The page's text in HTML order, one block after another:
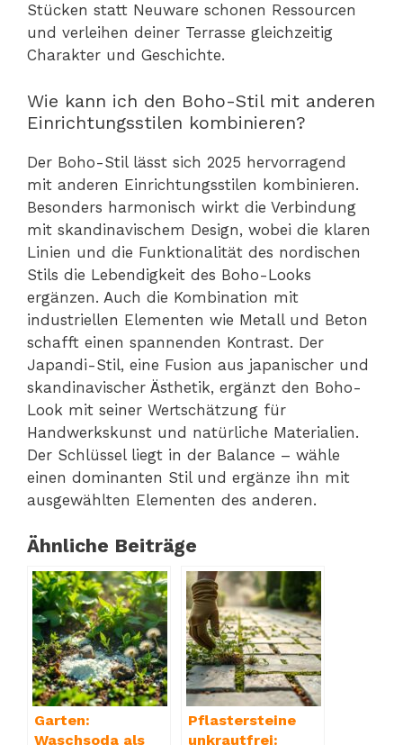
Stücken statt Neuware schonen Ressourcen
und verleihen deiner Terrasse gleichzeitig
Charakter und Geschichte.
Wie kann ich den Boho-Stil mit anderen
Einrichtungsstilen kombinieren?
Der Boho-Stil lässt sich 2025 hervorragend
mit anderen Einrichtungsstilen kombinieren.
Besonders harmonisch wirkt die Verbindung
mit skandinavischem Design, wobei die klaren
Linien und die Funktionalität des nordischen
Stils die Lebendigkeit des Boho-Looks
ergänzen. Auch die Kombination mit
industriellen Elementen wie Metall und Beton
schafft einen spannenden Kontrast. Der
Japandi-Stil, eine Fusion aus japanischer und
skandinavischer Ästhetik, ergänzt den Boho-
Look mit seiner Wertschätzung für
Handwerkskunst und natürliche Materialien.
Der Schlüssel liegt in der Balance – wähle
einen dominanten Stil und ergänze ihn mit
ausgewählten Elementen des anderen.
Ähnliche Beiträge
Garten:
Waschsoda als
Pflastersteine
unkrautfrei: